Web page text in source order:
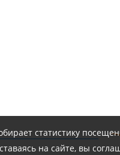
статистику
на сайте, вы